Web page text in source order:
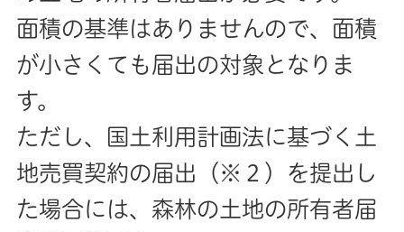
面積の基準はありませんので、面積
が小さくても届出の対象となりま
す。
ただし、国土利用計画法に基づく土
地売買契約の届出（※２）を提出し
た場合には、森林の土地の所有者届